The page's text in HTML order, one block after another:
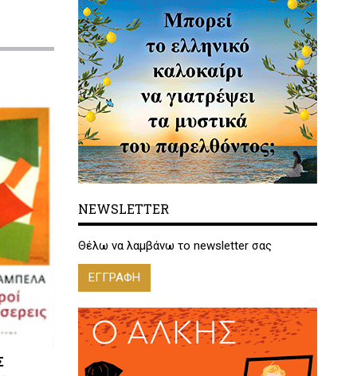
NEWSLETTER
Θέλω να λαμβάνω το newsletter σας
ΕΓΓΡΑΦΗ